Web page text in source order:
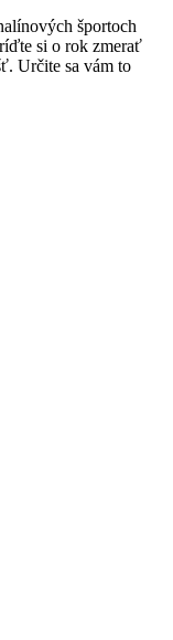
športoch
si o rok zmerať
Určite sa vám to